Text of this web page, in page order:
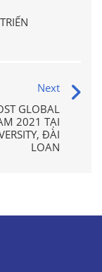
Next
GLOBAL
2021 TẠI
ĐÀI
LOAN